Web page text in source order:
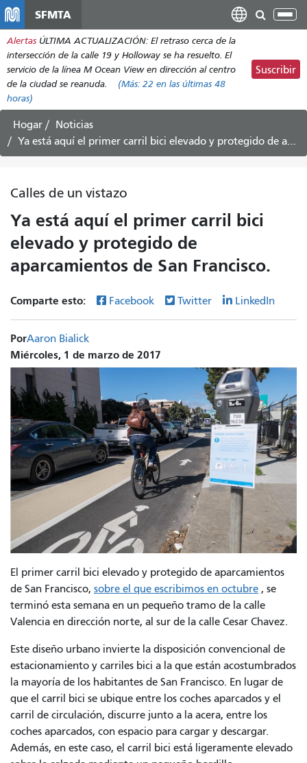
contenido
principal
SFMTA
Alertas ÚLTIMA ACTUALIZACIÓN: El retraso cerca de la
intersección de la calle 19 y Holloway se ha resuelto. El
servicio de la línea M Ocean View en dirección al centro
de la ciudad se reanuda.
(Más: 22 en las últimas 48
horas)
Suscribir
Hogar
Noticias
Ya está aquí el primer carril bici elevado y protegido de aparcamientos de San Francisco.
Calles de un vistazo
Ya está aquí el primer carril bici
elevado y protegido de
aparcamientos de San Francisco.
Comparte esto: Facebook Twitter LinkedIn
PorAaron Bialick
Miércoles, 1 de marzo de 2017
El primer carril bici elevado y protegido de aparcamientos
de San Francisco, sobre el que escribimos en octubre , se
terminó esta semana en un pequeño tramo de la calle
Valencia en dirección norte, al sur de la calle Cesar Chavez.
Este diseño urbano invierte la disposición convencional de
estacionamiento y carriles bici a la que están acostumbrados
la mayoría de los habitantes de San Francisco. En lugar de
que el carril bici se ubique entre los coches aparcados y el
carril de circulación, discurre junto a la acera, entre los
coches aparcados, con espacio para cargar y descargar.
Además, en este caso, el carril bici está ligeramente elevado